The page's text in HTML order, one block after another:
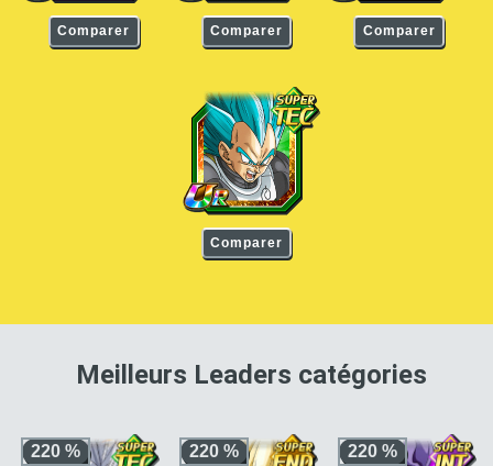
Comparer Comparer Comparer
Comparer
Vegeta Super Saiyan Divin SS
Meilleurs Leaders catégoriespour
220 % 220 % 220 %